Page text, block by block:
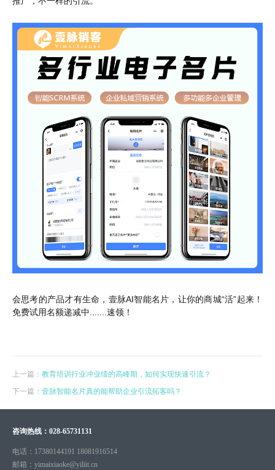
会思考的产品才有生命，壹脉AI智能名片，让你的商城“活”起来！
免费试用名额递减中.......速领！
上一篇： 教育培训行业冲业绩的高峰期，如何实现快速引流？
下一篇： 壹脉智能名片真的能帮助企业引流拓客吗？
咨询热线： 028-65731131
电话： 17380144191 18081916514
邮箱： yimaixiaoke@yiliit.cn